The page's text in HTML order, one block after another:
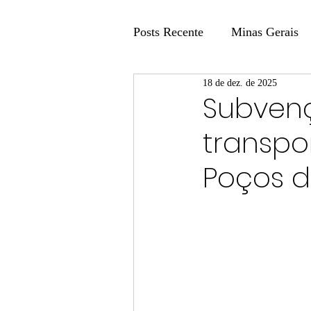
Posts Recente Minas Gerais
Coluna Fatos e Versões
Coluna: Agenda 21
Publicidade Legal
Poços
18 de dez. de 2025